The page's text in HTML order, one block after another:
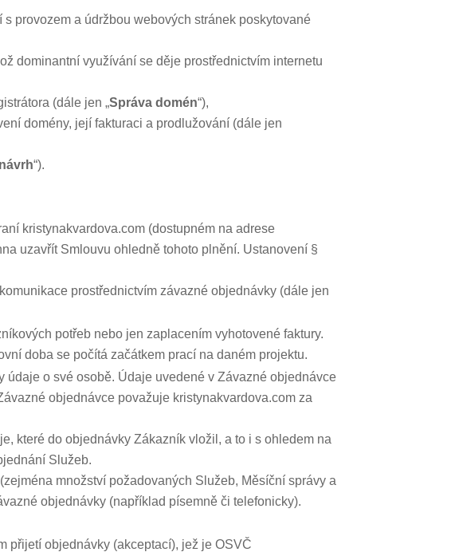
provozem a údržbou webových stránek poskytované
dominantní využívání se děje prostřednictvím internetu
(dále jen „Správa domén“),
domény, její fakturaci a prodlužování (dále jen
“).
kristynakvardova.com (dostupném na adrese
uzavřít Smlouvu ohledně tohoto plnění. Ustanovení §
prostřednictvím závazné objednávky (dále jen
potřeb nebo jen zaplacením vyhotovené faktury.
doba se počítá začátkem prací na daném projektu.
o své osobě. Údaje uvedené v Závazné objednávce
objednávce považuje kristynakvardova.com za
které do objednávky Zákazník vložil, a to i s ohledem na
Služeb.
množství požadovaných Služeb, Měsíční správy a
objednávky (například písemně či telefonicky).
přijetí objednávky (akceptací), jež je OSVČ